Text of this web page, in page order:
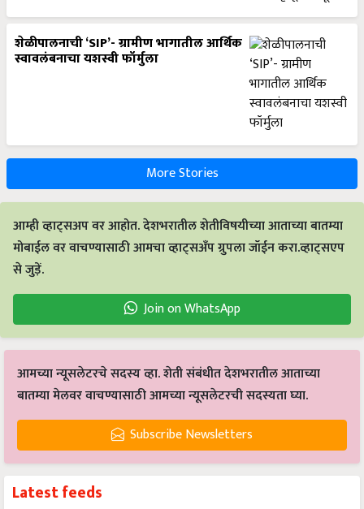
शेळीपालनाची ‘SIP’- ग्रामीण भागातील आर्थिक
स्वावलंबनाचा यशस्वी फॉर्मुला
More Stories
आम्ही व्हाट्सअप वर आहोत. देशभरातील शेतीविषयीच्या आताच्या बातम्या
मोबाईल वर वाचण्यासाठी आमचा व्हाट्सअँप ग्रुपला जॉईन करा.व्हाट्सएप
से जुड़ें.
Join on WhatsApp
आमच्या न्यूसलेटरचे सदस्य व्हा. शेती संबंधीत देशभरातील आताच्या
बातम्या मेलवर वाचण्यासाठी आमच्या न्यूसलेटरची सदस्यता घ्या.
Subscribe Newsletters
Latest feeds